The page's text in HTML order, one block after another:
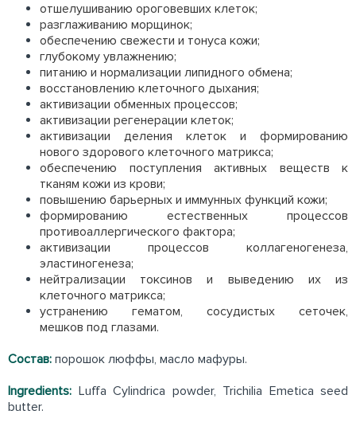
отшелушиванию ороговевших клеток;
разглаживанию морщинок;
обеспечению свежести и тонуса кожи;
глубокому увлажнению;
питанию и нормализации липидного обмена;
восстановлению клеточного дыхания;
активизации обменных процессов;
активизации регенерации клеток;
активизации деления клеток и формированию
нового здорового клеточного матрикса;
обеспечению поступления активных веществ к
тканям кожи из крови;
повышению барьерных и иммунных функций кожи;
формированию естественных процессов
противоаллергического фактора;
активизации процессов коллагеногенеза,
эластиногенеза;
нейтрализации токсинов и выведению их из
клеточного матрикса;
устранению гематом, сосудистых сеточек,
мешков под глазами.
Состав: порошок люффы, масло мафуры.
Ingredients: Luffa Cylindrica powder, Trichilia Emetica seed
butter.